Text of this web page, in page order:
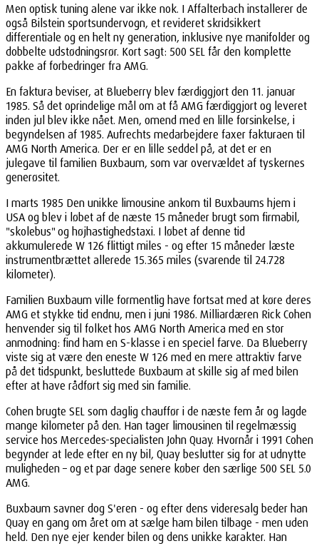
Men optisk tuning alene var ikke nok. I Affalterbach installerer de
også Bilstein sportsundervogn, et revideret skridsikkert
differentiale og en helt ny generation, inklusive nye manifolder og
dobbelte udstødningsrør. Kort sagt: 500 SEL får den komplette
pakke af forbedringer fra AMG.
En faktura beviser, at Blueberry blev færdiggjort den 11. januar
1985. Så det oprindelige mål om at få AMG færdiggjort og leveret
inden jul blev ikke nået. Men, omend med en lille forsinkelse, i
begyndelsen af 1985. Aufrechts medarbejdere faxer fakturaen til
AMG North America. Der er en lille seddel på, at det er en
julegave til familien Buxbaum, som var overvældet af tyskernes
generøsitet.
I marts 1985 Den unikke limousine ankom til Buxbaums hjem i
USA og blev i løbet af de næste 15 måneder brugt som firmabil,
"skolebus" og højhastighedstaxi. I løbet af denne tid
akkumulerede W 126 flittigt miles - og efter 15 måneder læste
instrumentbrættet allerede 15.365 miles (svarende til 24.728
kilometer).
Familien Buxbaum ville formentlig have fortsat med at køre deres
AMG et stykke tid endnu, men i juni 1986. Milliardæren Rick Cohen
henvender sig til folket hos AMG North America med en stor
anmodning: find ham en S-klasse i en speciel farve. Da Blueberry
viste sig at være den eneste W 126 med en mere attraktiv farve
på det tidspunkt, besluttede Buxbaum at skille sig af med bilen
efter at have rådført sig med sin familie.
Cohen brugte SEL som daglig chauffør i de næste fem år og lagde
mange kilometer på den. Han tager limousinen til regelmæssig
service hos Mercedes-specialisten John Quay. Hvornår i 1991 Cohen
begynder at lede efter en ny bil, Quay beslutter sig for at udnytte
muligheden – og et par dage senere køber den særlige 500 SEL 5.0
AMG.
Buxbaum savner dog S'eren - og efter dens videresalg beder han
Quay en gang om året om at sælge ham bilen tilbage - men uden
held. Den nye ejer kender bilen og dens unikke karakter. Han